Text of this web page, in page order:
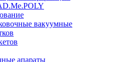
вакуумные
апараты